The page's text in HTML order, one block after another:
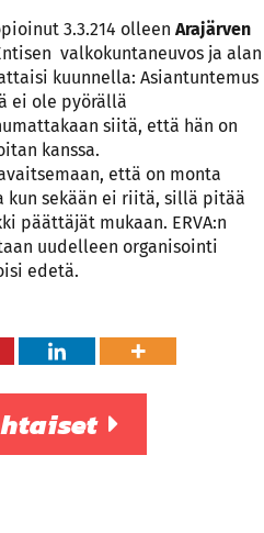
Haku:
3.3.214 olleen Arajärven
valkokuntaneuvos ja alan
kuunnella: Asiantuntemus
ei ole pyörällä
siitä, että hän on
kanssa.
että on monta
kun sekään ei riitä, sillä pitää
päättäjät mukaan. ERVA:n
uudelleen organisointi
edetä.